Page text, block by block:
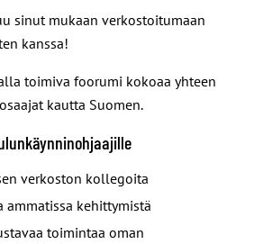
sinut mukaan verkostoitumaan
kanssa!
toimiva foorumi kokoaa yhteen
kautta Suomen.
verkoston kollegoita
ammatissa kehittymistä
toimintaa oman